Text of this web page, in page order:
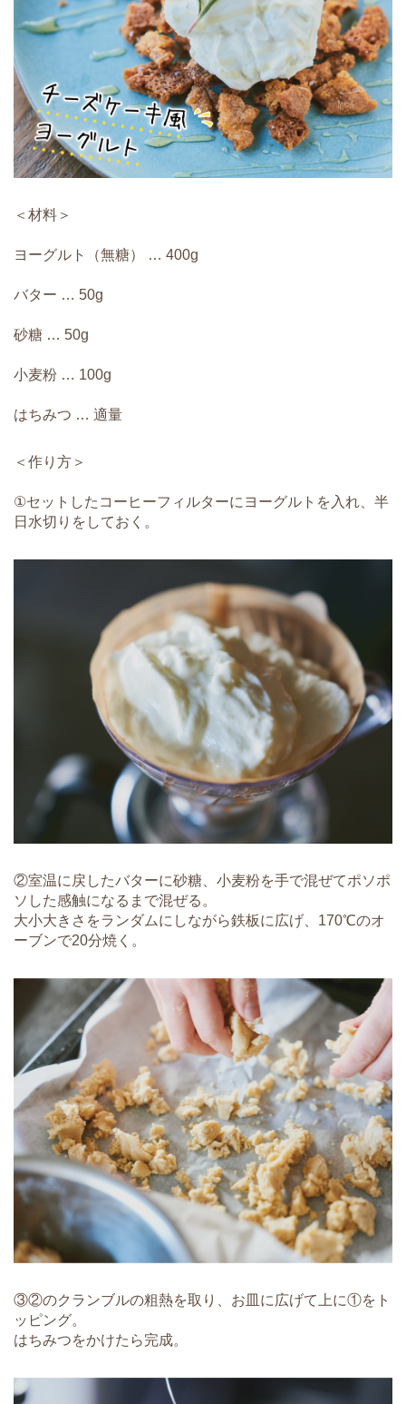
＜材料＞
ヨーグルト（無糖） … 400g
バター … 50g
砂糖 … 50g
小麦粉 … 100g
はちみつ … 適量
＜作り方＞
①セットしたコーヒーフィルターにヨーグルトを入れ、半
日水切りをしておく。
②室温に戻したバターに砂糖、小麦粉を手で混ぜてポソポ
ソした感触になるまで混ぜる。
大小大きさをランダムにしながら鉄板に広げ、170℃のオ
ーブンで20分焼く。
③②のクランブルの粗熱を取り、お皿に広げて上に①をト
ッピング。
はちみつをかけたら完成。